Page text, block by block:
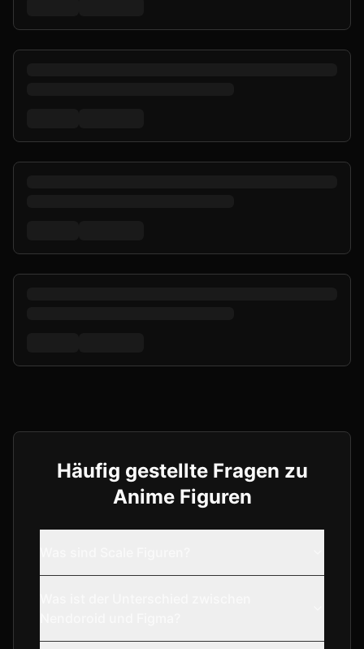
Häufig gestellte Fragen zu
Anime Figuren